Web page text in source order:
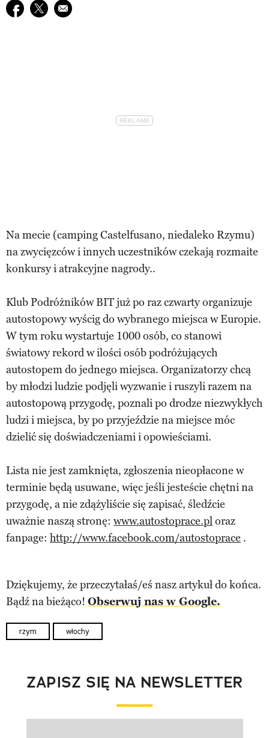
Udostępnij na facebook
Udostępnij na twitter
E-mail do przyjaciela
Na mecie (camping Castelfusano, niedaleko Rzymu)
na zwycięzców i innych uczestników czekają rozmaite
konkursy i atrakcyjne nagrody..
Klub Podróżników BIT już po raz czwarty organizuje
autostopowy wyścig do wybranego miejsca w Europie.
W tym roku wystartuje 1000 osób, co stanowi
światowy rekord w ilości osób podróżujących
autostopem do jednego miejsca. Organizatorzy chcą
by młodzi ludzie podjęli wyzwanie i ruszyli razem na
autostopową przygodę, poznali po drodze niezwykłych
ludzi i miejsca, by po przyjeździe na miejsce móc
dzielić się doświadczeniami i opowieściami.
Lista nie jest zamknięta, zgłoszenia nieopłacone w
terminie będą usuwane, więc jeśli jesteście chętni na
przygodę, a nie zdążyliście się zapisać, śledźcie
uważnie naszą stronę: www.autostoprace.ploraz
fanpage: http://www.facebook.com/autostoprace .
Dziękujemy, że przeczytałaś/eś nasz artykuł do końca.
Bądź na bieżąco! Obserwuj nas w Google.
rzym włochy
ZAPISZ SIĘ NA NEWSLETTER